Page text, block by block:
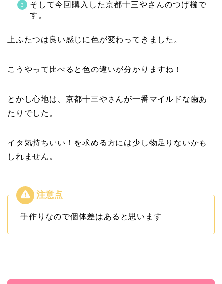
そして今回購入した京都十三やさんのつげ櫛で
す。
上ふたつは良い感じに色が変わってきました。
こうやって比べると色の違いが分かりますね！
とかし心地は、京都十三やさんが一番マイルドな歯あ
たりでした。
イタ気持ちいい！を求める方には少し物足りないかも
しれません。
手作りなので個体差はあると思います